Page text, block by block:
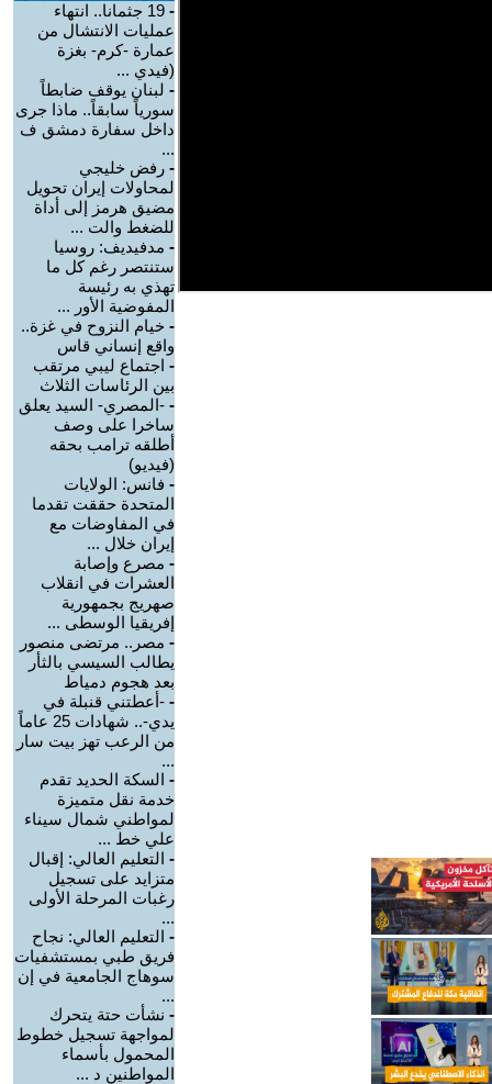
-
19 جثمانا.. انتهاء
عمليات الانتشال من
عمارة -كرم- بغزة
(فيدي ...
- لبنان يوقف ضابطاً
سورياً سابقاً.. ماذا جرى
داخل سفارة دمشق ف
...
- رفض خليجي
لمحاولات إيران تحويل
مضيق هرمز إلى أداة
للضغط والت ...
- مدفيديف: روسيا
ستنتصر رغم كل ما
تهذي به رئيسة
المفوضية الأور ...
- خيام النزوح في غزة..
واقع إنساني قاس
- اجتماع ليبي مرتقب
بين الرئاسات الثلاث
- -المصري- السيد يعلق
ساخرا على وصف
أطلقه ترامب بحقه
(فيديو)
- فانس: الولايات
المتحدة حققت تقدما
في المفاوضات مع
إيران خلال ...
- مصرع وإصابة
العشرات في انقلاب
صهريج بجمهورية
إفريقيا الوسطى ...
- مصر.. مرتضى منصور
يطالب السيسي بالثأر
بعد هجوم دمياط
- -أعطتني قنبلة في
يدي-.. شهادات 25 عاماً
من الرعب تهز بيت سار
...
- السكة الحديد تقدم
خدمة نقل متميزة
لمواطني شمال سيناء
علي خط ...
- التعليم العالي: إقبال
متزايد على تسجيل
رغبات المرحلة الأولى
...
- التعليم العالي: نجاح
فريق طبي بمستشفيات
سوهاج الجامعية في إن
...
- نشأت حتة يتحرك
لمواجهة تسجيل خطوط
المحمول بأسماء
المواطنين د ...